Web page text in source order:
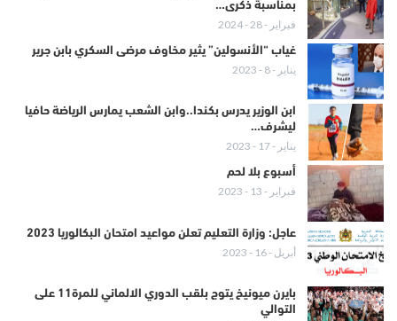
بمناسبة ذكرى…
فبراير - 28 - 2024
غياب “الأنسولين” يثير مخاوف مرضى السكري بابن جرير
يناير - 8 - 2023
ابن الوزير يدرس بكندا..وابن الشعب يمارس الرياضة حافيا
ليشرف…
يناير - 17 - 2023
أسبوع بلا لحم
فبراير - 13 - 2023
عاجل: وزارة التعليم تعلن مواعيد امتحان البكالوريا 2023
أبريل - 16 - 2023
بايرن ميونيخ يتوج بلقب الدوري الالماني للمرة11 على
التوالي